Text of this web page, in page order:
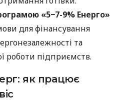
«5−7-9% Енерго»
для фінансування
та
роботи підприємств.
як працює